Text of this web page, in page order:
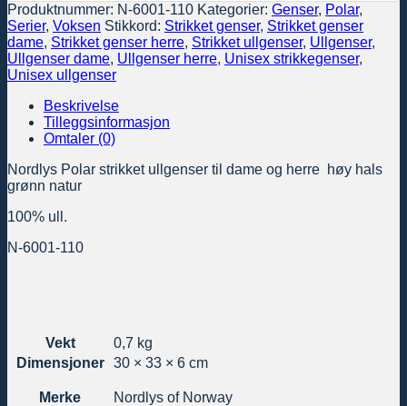
Produktnummer: N-6001-110 Kategorier: Genser, Polar,
Serier, Voksen Stikkord: Strikket genser, Strikket genser
dame, Strikket genser herre, Strikket ullgenser, Ullgenser,
Ullgenser dame, Ullgenser herre, Unisex strikkegenser,
Unisex ullgenser
Beskrivelse
Tilleggsinformasjon
Omtaler (0)
Nordlys Polar strikket ullgenser til dame og herre høy hals
grønn natur
100% ull.
N-6001-110
Vekt
0,7 kg
Dimensjoner
30 × 33 × 6 cm
Merke Nordlys of Norway